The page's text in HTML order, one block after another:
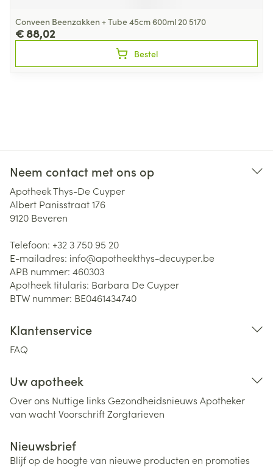
Conveen Beenzakken + Tube 45cm 600ml 20 5170
€ 88,02
Bestel
Neem contact met ons op
Apotheek Thys-De Cuyper
Albert Panisstraat 176
9120 Beveren
Telefoon: +32 3 750 95 20
E-mailadres: info@apotheekthys-decuyper.be
APB nummer: 460303
Apotheek titularis: Barbara De Cuyper
BTW nummer: BE0461434740
Klantenservice
FAQ
Uw apotheek
Over ons Nuttige links Gezondheidsnieuws Apotheker
van wachtVoorschriftZorgtarieven
Nieuwsbrief
Blijf op de hoogte van nieuwe producten en promoties